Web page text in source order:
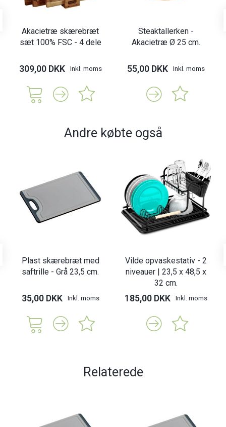
Akacietræ skærebræt
sæt 100% FSC - 4 dele
309,00 DKK Inkl. moms
Steaktallerken -
Akacietræ Ø 25 cm.
55,00 DKK Inkl. moms
Andre købte også
Plast skærebræt med
saftrille - Grå 23,5 cm.
35,00 DKK Inkl. moms
Vilde opvaskestativ - 2
niveauer | 23,5 x 48,5 x
32 cm.
185,00 DKK Inkl. moms
Relaterede